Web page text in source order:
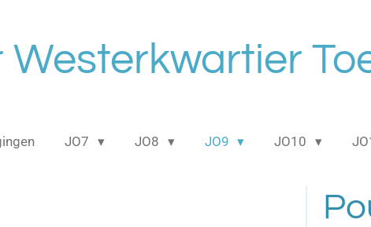
Westerkwartier
JO7 JO8 JO9 JO10